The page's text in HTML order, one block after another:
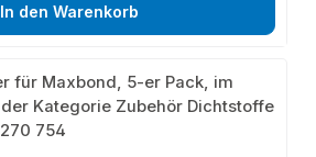
In den Warenkorb